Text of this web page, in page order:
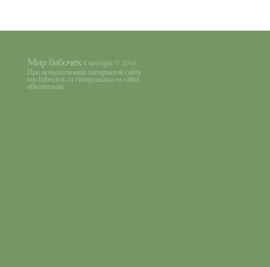
Мир бабочек Copyright © 2010
При использовании материалов сайта
mir-babochek.ru гиперссылка на сайта
обязательна